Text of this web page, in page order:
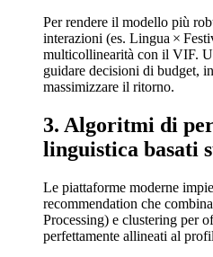
Per rendere il modello più
interazioni (es. Lingua ×
multicollinearità con il VIF.
guidare decisioni di budget,
massimizzare il ritorno.
3. Algoritmi di
linguistica basati
Le piattaforme moderne
recommendation che
Processing) e clustering per
perfettamente allineati al